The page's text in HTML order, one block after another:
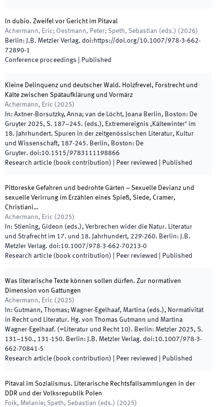
In dubio. Zweifel vor Gericht im Pitaval
Achermann, Eric; Oestmann, Peter; Speth, Sebastian ( eds.) ( 2026)
Berlin: J.B. Metzler Verlag. doi: https://doi.org/10.1007/978-3-662-
72890-1
Conference proceedings
Published
Kleine Delinquenz und deutscher Wald. Holzfrevel, Forstrecht und
Kälte zwischen Spätaufklärung und Vormärz
Achermann, Eric ( 2025)
In: Axtner-Borsutzky, Anna; van de Löcht, Joana Berlin, Boston: De
Gruyter 2025, S. 187–245. (eds.), Extremereignis ‚Kältewinter‘ im
18. Jahrhundert. Spuren in der zeitgenössischen Literatur, Kultur
und Wissenschaft, 187-245. Berlin, Boston: De
Gruyter. doi:10.1515/9783111198866
Research article (book contribution) | Peer reviewed Published
Pittoreske Gefahren und bedrohte Gärten – Sexuelle Devianz und
sexuelle Verirrung im Erzählen eines Spieß, Siede, Cramer,
Christiani…
Achermann, Eric ( 2025)
In: Stiening, Gideon (eds.), Verbrechen wider die Natur. Literatur
und Strafrecht im 17. und 18. Jahrhundert, 229-260. Berlin:
J.B.
Metzler Verlag. doi:10.1007/978-3-662-70213-0
Research article (book contribution) | Peer reviewed Published
Was literarische Texte können sollen dürfen. Zur normativen
Dimension von Gattungen
Achermann, Eric ( 2025)
In: Gutmann, Thomas; Wagner-Egelhaaf, Martina (eds.), Normativität
in Recht und Literatur. Hg. von Thomas Gutmann und Martina
Wagner-Egelhaaf. (=Literatur und Recht 10). Berlin: Metzler 2025, S.
131–150., 131-150. Berlin: J.B. Metzler Verlag. doi:10.1007/978-3-
662-70841-5
Research article (book contribution) | Peer reviewed Published
Pitaval im Sozialismus. Literarische Rechtsfallsammlungen in der
DDR und der Volksrepublik Polen
Foik, Melanie; Speth, Sebastian ( eds.) ( 2025)